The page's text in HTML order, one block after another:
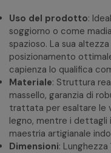
Uso del prodotto:
soggiorno o come
spazioso. La sua
posizionamento
capienza lo qualifica
Materiale: Struttura
massello, garanzia di
trattata per esaltare le
legno, mentre i
maestria artigianale
Dimensioni: